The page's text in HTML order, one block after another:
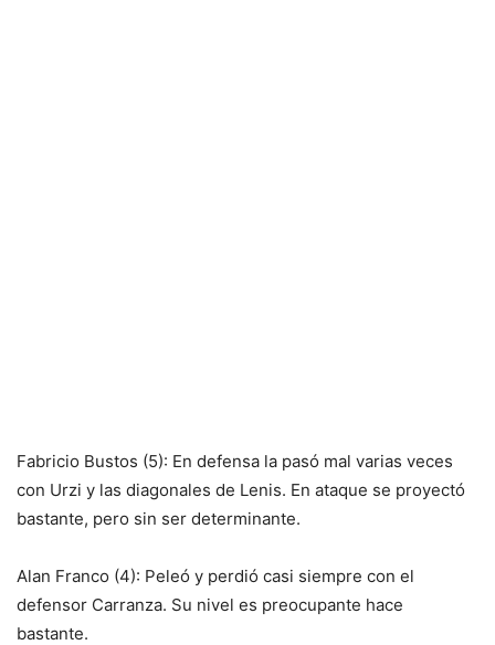
Fabricio Bustos (5): En defensa la pasó mal varias veces
con Urzi y las diagonales de Lenis. En ataque se proyectó
bastante, pero sin ser determinante.
Alan Franco (4): Peleó y perdió casi siempre con el
defensor Carranza. Su nivel es preocupante hace
bastante.